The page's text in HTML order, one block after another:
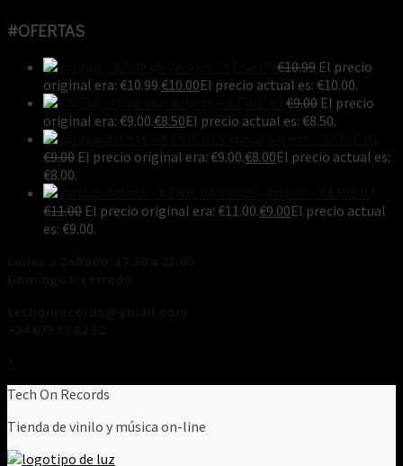
#OFERTAS
€10.99 El precio
original era: €10.99.€10.00El precio actual es: €10.00.
€9.00 El precio
original era: €9.00.€8.50El precio actual es: €8.50.
€9.00 El precio original era: €9.00.€8.00El precio actual es:
€8.00.
€11.00 El precio original era: €11.00.€9.00El precio actual
es: €9.00.
Tech On Records
Tienda de vinilo y música on-line